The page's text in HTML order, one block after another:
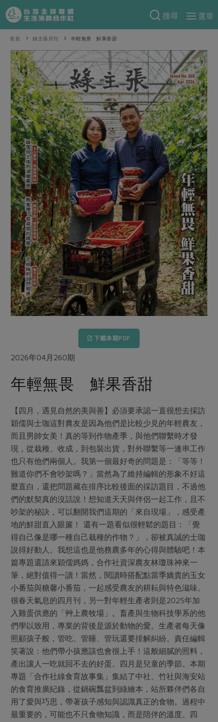
搜尋
選單
產品分類
當季蔬果
一籃菜 當令水果
芽苗類 蕈菇類
辛香料類
奶蛋豆・五穀
蛋 乳製品
豆製品 米麵雜糧
肉品・水產
畜產肉類 水產
水畜加工品
調理食材・點心
調味醬料/南北貨 烘焙
休閒零嘴 沖泡飲品
家庭清潔 織品
防災用品
最新產品
優惠專區
素食專區
樂齡友善
食譜料理
食材
米食
麵食
肉食
海鮮
常備菜
蔬食
蛋料理
料理方式
烘焙．點心
醬料
湯品．鍋物
漬物
主題食譜
年菜食譜
養身食補
節慶大餐
高麗菜海鮮煎餅
特別企畫
預購活動
把最好的台灣味帶回家！
防災用品預購圓滿結束
2026年端午節預購圓滿結束
更多預購活動
當季產品
傳到心坎裡，誠心又澎派
合作25-經典快閃最後一週
合作25-精選產品第四彈
更多當季產品
議題活動
主婦聯盟X樂齡網特約優惠案
更多議題活動
傳到心坎裡，誠心又澎派
綠主張
觀點文章
主婦食堂 一籃菜真心話
社內大小事 合作聯合國
產品故事 生活提案
樂齡生活 親子食育
廚房瑜伽
關注議題
減硝酸鹽 惜食
非基改運動 支持本土農糧
廢核運動 能源議題
食農教育
更多議題
生活者e週報
綠主張月刊
典藏閱覽室
關於合作社
認識合作社
關於我們
合作社組織
員工與求才
產品檢驗
自主把關
檢驗報告
硝酸鹽檢驗
選舉專區
最新消息
媒體報導
下載專區
地區活動
社務會議 地區活動
活動報下載
重要公告
首頁 綠主張月刊 年輕無畏 鮮果香甜
下載本期PDF
2026年04月260期
年輕無畏 鮮果香甜
【四月，遇見自然的美與善】必須要承認一直很想去採訪
穎儒與士珈這對農友是因為他們是比較少見的年輕農友，
而且男帥女美！真的等到作物產季，與他們聯繫時才發
現，從栽種、收成，到包裝出貨，對外聯繫等一連串工作
也只有他們兩個人。我第一個最好奇的問題是：「等等！
難道你們不會吵架嗎？」當然為了維持編輯的形象不好這
麼直白，還把問題藏在排序比較後面的採訪題目，不過他
們的默契真的沒話說！想知道天天與伴侶一起工作，且不
吵架的秘訣，可以翻開我們這期的「來自現場」，感受產
地的鮮甜直入眼簾！ 還有一題看似很輕鬆的題目：「覺
得自己像是哪一種自己栽種的作物？」，卻被真誠的士珈
說得好動人。我想這也是他務農多年的心得與體驗吧！本
篇專題還請來穎儒媽媽，合作社資深農友林瓊珠神來一
筆，絕對值得一讀！當然，閱讀時搭配點當季嬌貴的玉女
小番茄與糖馨小番茄，一起感受農友的耕耘與特色滋味。
很春天氣息的四月刊，另一對年輕生產者則是2025年加
入雞蛋供應的「艸上農牧場」。畜產與生物科技學系的他
們學以致用，專業的背後是源於動物的愛。生產者每天像
照顧孩子般，管吃、管睡、管玩還要排解糾紛。責任編輯
笑著說：他們帶小孩應該也會很上手！這般細膩的照料，
產出讓人一吃就回不去的好蛋。四月是兒童的季節。本期
專題「合作社綠食育故事集」集結了中社、竹社與海安站
的食育推廣紀錄，從鍋碗瓢盆到綠繪本，站所夥伴們各自
用了愛與巧思，帶著孩子感知與認識真正的食物。過程中
最重要的，可能也不只食物知識，而是陪伴的溫度。四